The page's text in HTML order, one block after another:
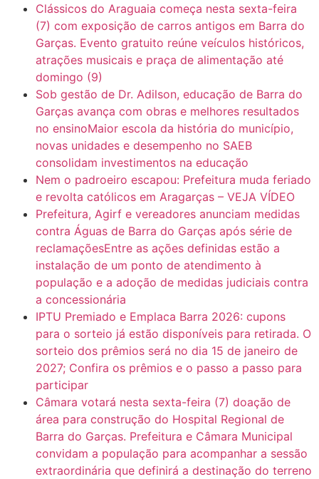
Clássicos do Araguaia começa nesta sexta-feira
(7) com exposição de carros antigos em Barra do
Garças. Evento gratuito reúne veículos históricos,
atrações musicais e praça de alimentação até
domingo (9)
Sob gestão de Dr. Adilson, educação de Barra do
Garças avança com obras e melhores resultados
no ensinoMaior escola da história do município,
novas unidades e desempenho no SAEB
consolidam investimentos na educação
Nem o padroeiro escapou: Prefeitura muda feriado
e revolta católicos em Aragarças – VEJA VÍDEO
Prefeitura, Agirf e vereadores anunciam medidas
contra Águas de Barra do Garças após série de
reclamaçõesEntre as ações definidas estão a
instalação de um ponto de atendimento à
população e a adoção de medidas judiciais contra
a concessionária
IPTU Premiado e Emplaca Barra 2026: cupons
para o sorteio já estão disponíveis para retirada. O
sorteio dos prêmios será no dia 15 de janeiro de
2027; Confira os prêmios e o passo a passo para
participar
Câmara votará nesta sexta-feira (7) doação de
área para construção do Hospital Regional de
Barra do Garças. Prefeitura e Câmara Municipal
convidam a população para acompanhar a sessão
extraordinária que definirá a destinação do terreno